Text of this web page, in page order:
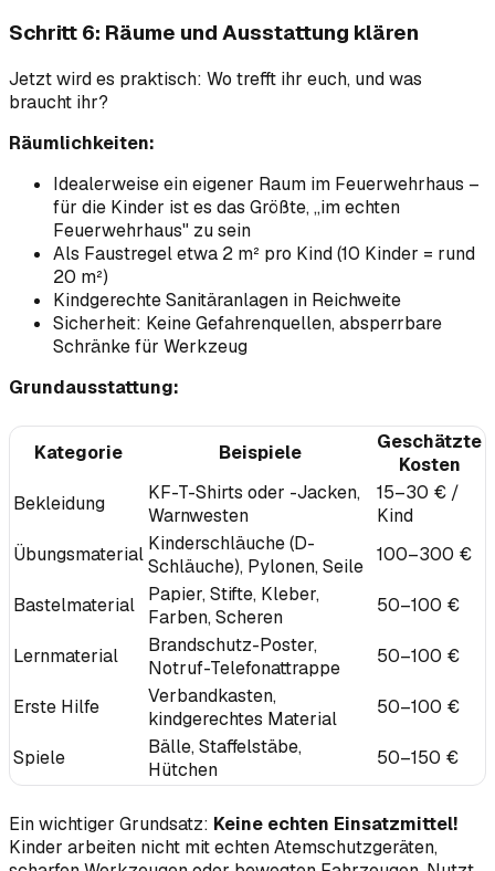
Schritt 6: Räume und Ausstattung klären
Jetzt wird es praktisch: Wo trefft ihr euch, und was
braucht ihr?
Räumlichkeiten:
Idealerweise ein eigener Raum im Feuerwehrhaus –
für die Kinder ist es das Größte, „im echten
Feuerwehrhaus" zu sein
Als Faustregel etwa 2 m² pro Kind (10 Kinder = rund
20 m²)
Kindgerechte Sanitäranlagen in Reichweite
Sicherheit: Keine Gefahrenquellen, absperrbare
Schränke für Werkzeug
Grundausstattung:
Kategorie Beispiele
Geschätzte
Kosten
Bekleidung
KF-T-Shirts oder -Jacken,
Warnwesten
15–30 € /
Kind
Übungsmaterial Kinderschläuche (D-
Schläuche), Pylonen, Seile
100–300 €
Bastelmaterial
Papier, Stifte, Kleber,
Farben, Scheren
50–100 €
Lernmaterial
Brandschutz-Poster,
Notruf-Telefonattrappe
50–100 €
Erste Hilfe
Verbandkasten,
kindgerechtes Material
50–100 €
Spiele
Bälle, Staffelstäbe,
Hütchen
50–150 €
Ein wichtiger Grundsatz: Keine echten Einsatzmittel!
Kinder arbeiten nicht mit echten Atemschutzgeräten,